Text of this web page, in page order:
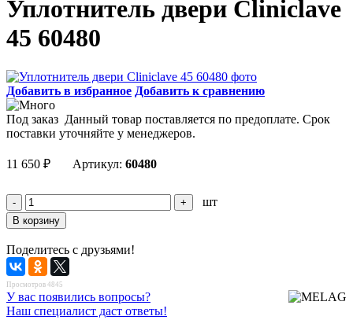
Уплотнитель двери Cliniclave
45 60480
Добавить в избранное Добавить к сравнению
Под заказ Данный товар поставляется по предоплате. Срок
поставки уточняйте у менеджеров.
11 650 ₽ Артикул: 60480
шт
Поделитесь с друзьями!
Просмотров 4845
У вас появились вопросы?
Наш специалист даст ответы!